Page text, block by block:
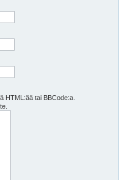
HTML:ää tai BBCode:a.